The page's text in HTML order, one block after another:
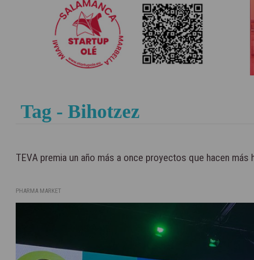
Tag - Bihotzez
TEVA premia un año más a once proyectos que hacen más
PHARMA MARKET